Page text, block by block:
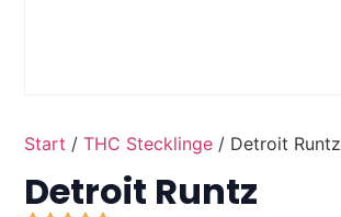
Start /THC Stecklinge / Detroit Runtz
Detroit Runtz